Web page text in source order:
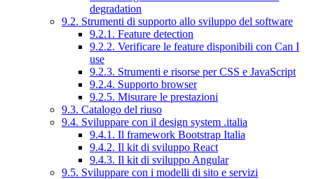
degradation
9.2. Strumenti di supporto allo sviluppo del software
9.2.1. Feature detection
9.2.2. Verificare le feature disponibili con Can I
use
9.2.3. Strumenti e risorse per CSS e JavaScript
9.2.4. Supporto browser
9.2.5. Misurare le prestazioni
9.3. Catalogo del riuso
9.4. Sviluppare con il design system .italia
9.4.1. Il framework Bootstrap Italia
9.4.2. Il kit di sviluppo React
9.4.3. Il kit di sviluppo Angular
9.5. Sviluppare con i modelli di sito e servizi